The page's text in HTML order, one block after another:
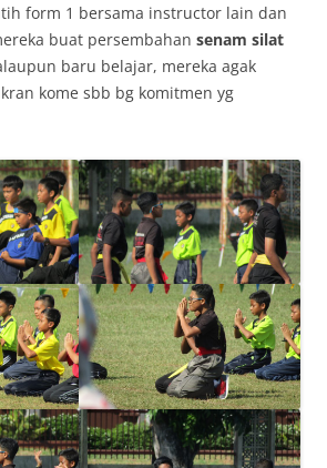
form 1 bersama instructor lain dan
buat persembahan senam silat
baru belajar, mereka agak
kome sbb bg komitmen yg